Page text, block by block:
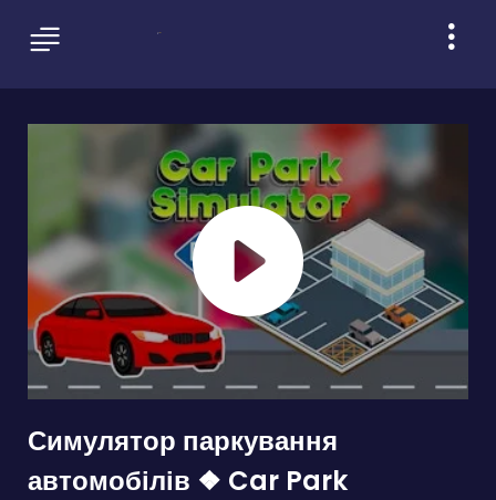
Симулятор паркування
автомобілів ❖ Car Park